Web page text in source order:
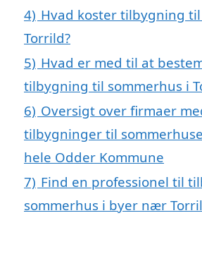
4) Hvad koster tilbygning
Torrild?
5) Hvad er med til at
tilbygning til sommerhus i
6) Oversigt over firmaer
tilbygninger til
hele Odder Kommune
7) Find en professionel til
sommerhus i byer nær